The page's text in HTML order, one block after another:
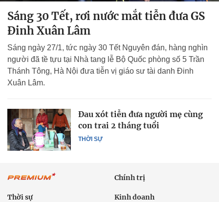
Sáng 30 Tết, rơi nước mắt tiễn đưa GS
Đinh Xuân Lâm
Sáng ngày 27/1, tức ngày 30 Tết Nguyên đán, hàng nghìn
người đã tề tựu tại Nhà tang lễ Bộ Quốc phòng số 5 Trần
Thánh Tông, Hà Nội đưa tiễn vị giáo sư tài danh Đinh
Xuân Lâm.
THỜI SỰ
Đau xót tiễn đưa người mẹ cùng
con trai 2 tháng tuổi
Chính trị
Thời sự Kinh doanh